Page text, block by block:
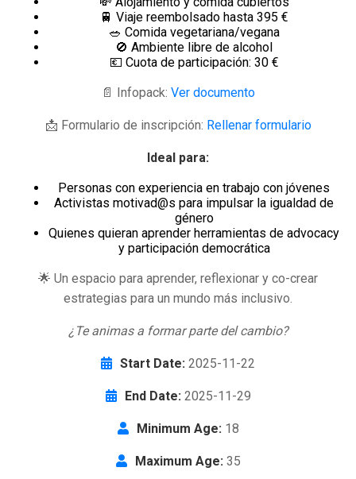
🚆 Viaje reembolsado hasta 395 €
🥗 Comida vegetariana/vegana
🚫 Ambiente libre de alcohol
💶 Cuota de participación: 30 €
📄 Infopack: Ver documento
📩 Formulario de inscripción: Rellenar formulario
Ideal para:
Personas con experiencia en trabajo con jóvenes
Activistas motivad@s para impulsar la igualdad de
género
Quienes quieran aprender herramientas de advocacy
y participación democrática
🌟 Un espacio para aprender, reflexionar y co-crear
estrategias para un mundo más inclusivo.
¿Te animas a formar parte del cambio?
Start Date: 2025-11-22
End Date: 2025-11-29
Minimum Age: 18
Maximum Age: 35